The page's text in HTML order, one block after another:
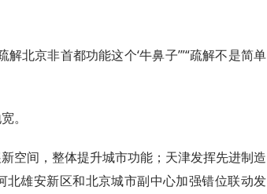
北京非首都功能这个‘牛鼻子’”“疏解不是简单
。
空间，整体提升城市功能；天津发挥先进制造
雄安新区和北京城市副中心加强错位联动发